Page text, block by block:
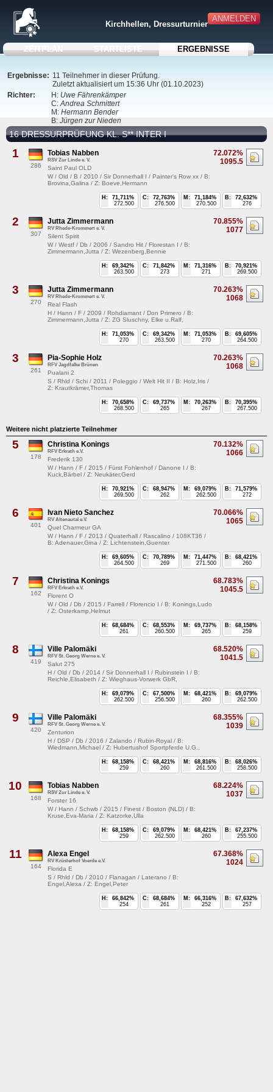
ANMELDEN
Kirchhellen, Dressurturnier
ZEITPLAN STARTLISTE ERGEBNISSE
Ergebnisse: 11 Teilnehmer in dieser Prüfung.
Zuletzt aktualisiert um 15:36 Uhr (01.10.2023)
Richter:
H: Uwe Fährenkämper
C:Andrea Schmittert
M: Hermann Bender
B: Jürgen zur Nieden
16 DRESSURPRÜFUNG KL. S** INTER I
1
286
72.072%
1095.5
Tobias Nabben
RSV Zur Linde e. V.
Saint Paul OLD
W / Old / B / 2010 / Sir Donnerhall I / Painter's Row xx / B:
Brovina,Galina / Z: Boeve,Hermann
B:
72,632%
276
M:
71,184%
270.500
C:
72,763%
276.500
H:
71,711%
272.500
2
307
70.855%
1077
Jutta Zimmermann
RV Rhede-Krommert e. V.
Silent Spirit
W / Westf / Db / 2006 / Sandro Hit / Florestan I / B:
Zimmermann,Jutta / Z: Wezenberg,Bennie
B:
70,921%
269.500
M:
71,316%
271
C:
71,842%
273
H:
69,342%
263.500
3
270
70.263%
1068
Jutta Zimmermann
RV Rhede-Krommert e. V.
Real Flash
H / Hann / F / 2009 / Rohdiamant / Don Primero / B:
Zimmermann,Jutta / Z: ZG Sluschny, Elke u.Ralf,
B:
69,605%
264.500
M:
71,053%
270
C:
69,342%
263.500
H:
71,053%
270
3
261
70.263%
1068
Pia-Sophie Holz
RFV Jagdfalke Brünen
Pualani 2
S / Rhld / Schi / 2011 / Poleggio / Welt Hit II / B: Holz,Iris /
Z: Krautkrämer,Thomas
B:
70,395%
267.500
M:
70,263%
267
C:
69,737%
265
H:
70,658%
268.500
Weitere nicht platzierte Teilnehmer
5
178
70.132%
1066
Christina Konings
RFV Erkrath e.V.
Frederik 130
W / Hann / F / 2015 / Fürst Fohlenhof / Danone I / B:
Kuck,Bärbel / Z: Neukäter,Gerd
B:
71,579%
272
M:
69,079%
262.500
C:
68,947%
262
H:
70,921%
269.500
6
401
70.066%
1065
Ivan Nieto Sanchez
RV Altenautal e.V.
Quel Charmeur GA
W / Hann / F / 2013 / Quaterhall / Rascalino / 108KT36 /
B: Adenauer,Gina / Z: Lichtenstein,Guenter
B:
68,421%
260
M:
71,447%
271.500
C:
70,789%
269
H:
69,605%
264.500
7
162
68.783%
1045.5
Christina Konings
RFV Erkrath e.V.
Florent O
W / Old / Db / 2015 / Farrell / Florencio I / B: Konings,Ludo
/ Z: Osterkamp,Helmut
B:
68,158%
259
M:
69,737%
265
C:
68,553%
260.500
H:
68,684%
261
8
419
68.520%
1041.5
Ville Palomäki
RFV St. Georg Werne e. V.
Salut 275
H / Old / Db / 2014 / Sir Donnerhall I / Rubinstein I / B:
Reichle,Elisabeth / Z: Wieghaus-Vorwerk GbR,
B:
69,079%
262.500
M:
68,421%
260
C:
67,500%
256.500
H:
69,079%
262.500
9
420
68.355%
1039
Ville Palomäki
RFV St. Georg Werne e. V.
Zenturion
H / DSP / Db / 2016 / Zalando / Rubin-Royal / B:
Wiedmann,Michael / Z: Hubertushof Sportpferde U.G.,
B:
68,026%
258.500
M:
68,816%
261.500
C:
68,421%
260
H:
68,158%
259
10
168
68.224%
1037
Tobias Nabben
RSV Zur Linde e. V.
Forster 16
W / Hann / Schwb / 2015 / Finest / Boston (NLD) / B:
Kruse,Eva-Maria / Z: Katzorke,Ulla
B:
67,237%
255.500
M:
68,421%
260
C:
69,079%
262.500
H:
68,158%
259
11
164
67.368%
1024
Alexa Engel
RV Krüsterhof Voerde e.V.
Florida E
S / Rhld / Db / 2010 / Flanagan / Laterano / B:
Engel,Alexa / Z: Engel,Peter
B:
67,632%
257
M:
66,316%
252
C:
68,684%
261
H:
66,842%
254